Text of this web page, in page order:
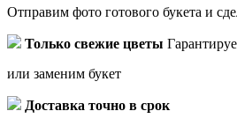
Отправим фото готового букета и
Только свежие цветы
или заменим букет
Доставка точно в срок